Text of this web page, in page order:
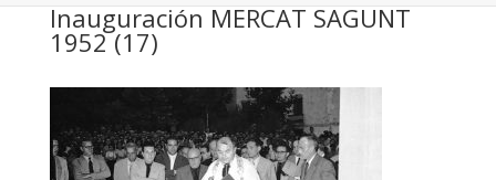
Inauguración MERCAT SAGUNT
1952 (17)